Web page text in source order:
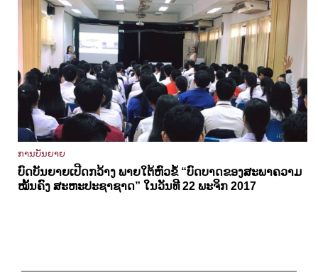
ການບັນຍາຍ
ບົດບັນຍາຍເປີດກວ້າງ ພາຍໃຕ້ຫົວຂໍ້ “ບົດບາດຂອງສະພາຄວາມ
ໝັ້ນຄົງ ສະຫະປະຊາຊາດ” ໃນວັນທີ 22 ພະຈິກ 2017